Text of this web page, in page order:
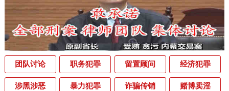
法律援助 刑事资讯 刑事文书 案件动态
辩护词集 常见问题 办理中的案件 业务范围
为什么选择智豪 办案机关 中国法律讲堂 辨别伪专业
罪名解析库 网站地图
团队讨论 职务犯罪 留置顾问 经济犯罪
涉黑涉恶 暴力犯罪 诈骗传销 赌博卖淫